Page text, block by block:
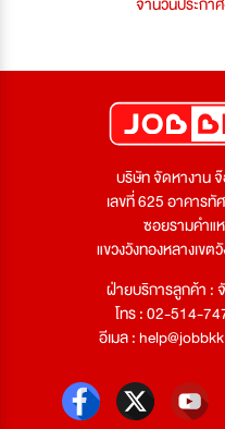
บริษัท จัดหางาน
เลขที่ 625 อาคารทั
ซอยรามคำแ
แขวงวังทองหลางเข
ฝ่ายบริการลูกค้า :
โทร : 02-514-
อีเมล :